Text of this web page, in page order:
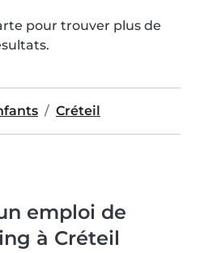
pour trouver plus de
Créteil
emploi de
à Créteil